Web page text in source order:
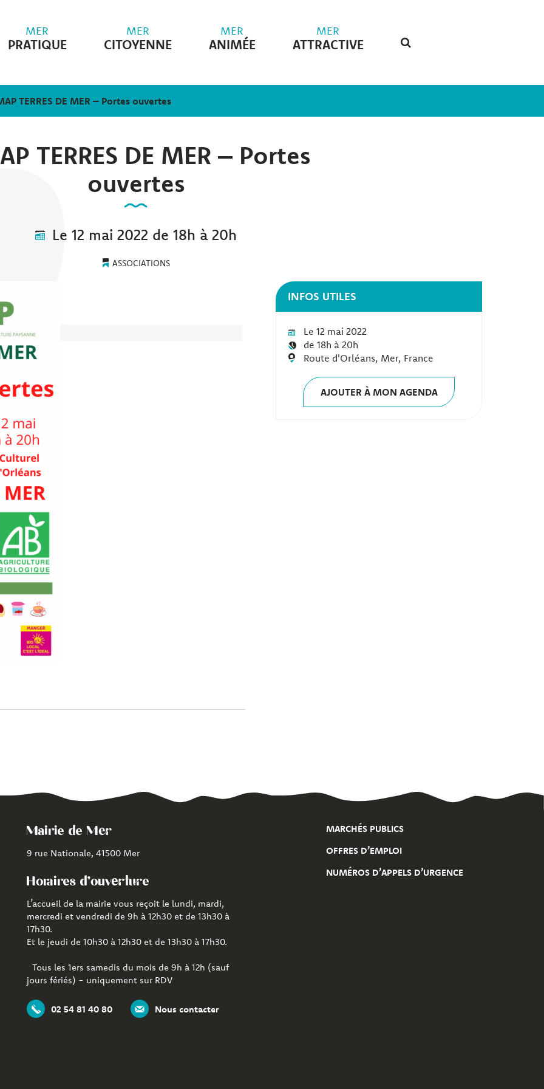
MER
PRATIQUE
MER
CITOYENNE
MER
ANIMÉE
MER
ATTRACTIVE
TERRES DE MER – Portes ouvertes
TERRES DE MER – Portes
ouvertes
Le 12 mai 2022 de 18h à 20h
ASSOCIATIONS
INFOS UTILES
Le 12 mai 2022
de 18h à 20h
Route d'Orléans, Mer, France
AJOUTER À MON AGENDA
Mairie de Mer
9 rue Nationale, 41500 Mer
Horaires d'ouverture
L’accueil de la mairie vous reçoit le lundi, mardi,
mercredi et vendredi de 9h à 12h30 et de 13h30 à
17h30.
Et le jeudi de 10h30 à 12h30 et de 13h30 à 17h30.
Tous les 1ers samedis du mois de 9h à 12h (sauf
jours fériés) - uniquement sur RDV
02 54 81 40 80 Nous contacter
MARCHÉS PUBLICS
OFFRES D’EMPLOI
NUMÉROS D’APPELS D’URGENCE